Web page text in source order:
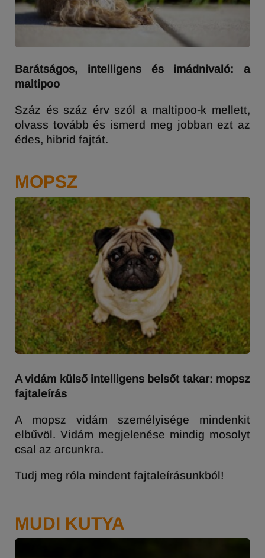
Barátságos, intelligens és imádnivaló: a
maltipoo
Száz és száz érv szól a maltipoo-k mellett,
olvass tovább és ismerd meg jobban ezt az
édes, hibrid fajtát.
MOPSZ
A vidám külső intelligens belsőt takar: mopsz
fajtaleírás
A mopsz vidám személyisége mindenkit
elbűvöl. Vidám megjelenése mindig mosolyt
csal az arcunkra.
Tudj meg róla mindent fajtaleírásunkból!
MUDI KUTYA